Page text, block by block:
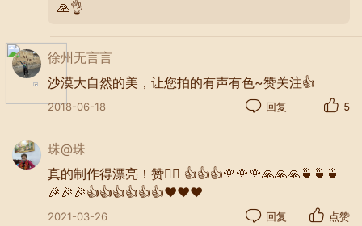
大漠驼队成了一道道美丽的风景线！
🙏👌
徐州无言言
沙漠大自然的美，让您拍的有声有色~赞关注👍
2018-06-18 回复 5
珠@珠
真的制作得漂亮！赞👍🏻 👍👍👍🌹🌹🌹🙏🙏🙏🍵🍵🍵
🎉🎉🎉👍👍👍👍👍👍❤️❤️❤️
2021-03-26 回复 点赞